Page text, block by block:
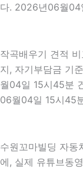
다. 2026년06월04
작곡배우기 견적
지, 자기부담금 기
월04일 15시45분
06월04일 15시45
수원꼬마빌딩 자동
에, 실제 유튜브동